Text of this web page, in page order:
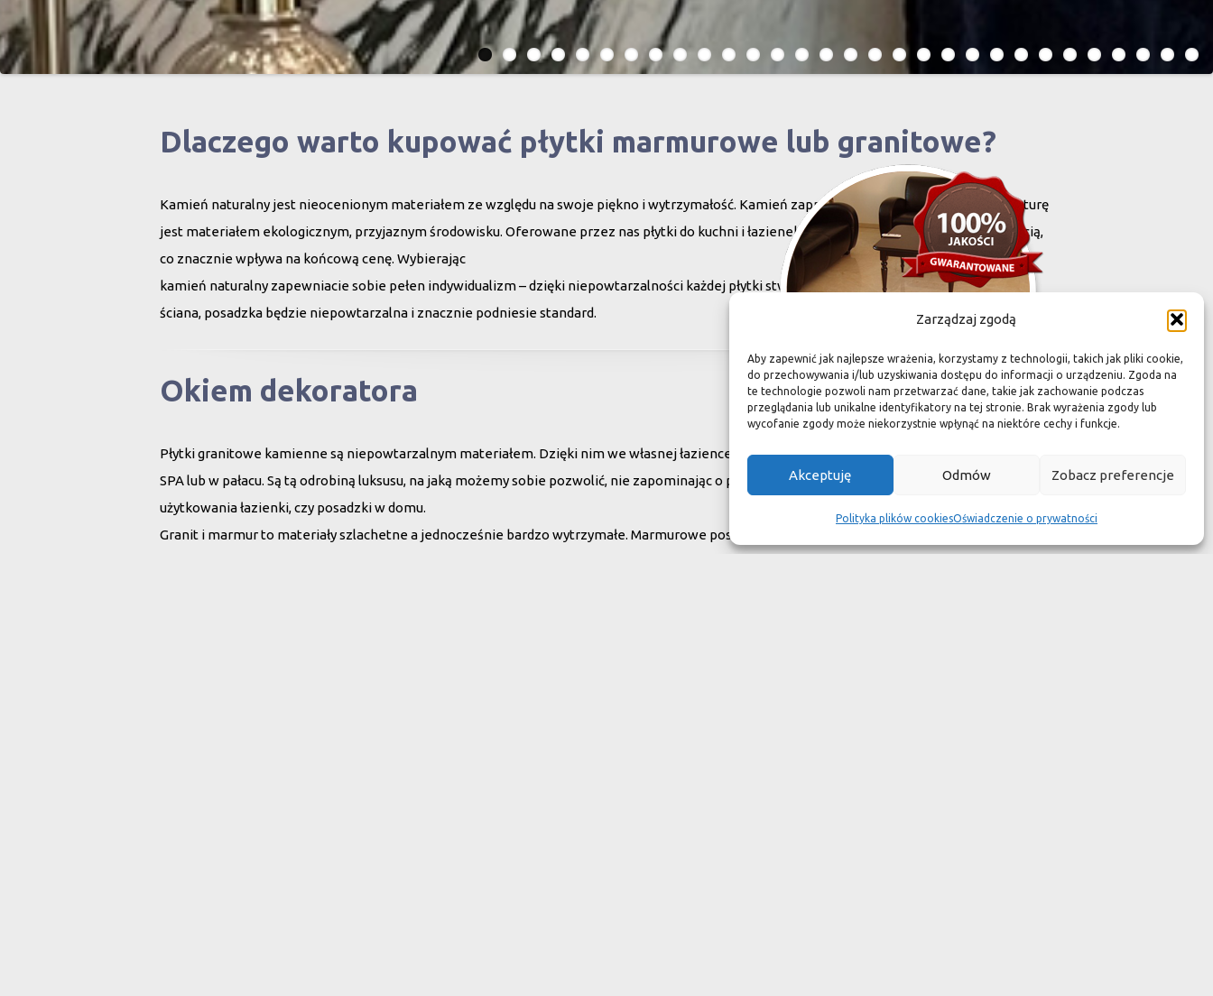
Zarządzaj zgodą
Aby zapewnić jak najlepsze wrażenia, korzystamy z technologii, takich jak pliki cookie,
do przechowywania i/lub uzyskiwania dostępu do informacji o urządzeniu. Zgoda na
te technologie pozwoli nam przetwarzać dane, takie jak zachowanie podczas
przeglądania lub unikalne identyfikatory na tej stronie. Brak wyrażenia zgody lub
wycofanie zgody może niekorzystnie wpłynąć na niektóre cechy i funkcje.
Akceptuję Odmów Zobacz preferencje
Polityka plików cookiesOświadczenie o prywatności
Dlaczego warto kupować płytki marmurowe lub granitowe?
Kamień naturalny jest nieocenionym materiałem ze względu na swoje piękno i wytrzymałość. Kamień zaprojektowany i stworzony przez naturę
jest materiałem ekologicznym, przyjaznym środowisku. Oferowane przez nas płytki do kuchni i łazienek charakteryzują się niewielką grubością,
co znacznie wpływa na końcową cenę. Wybierając
kamień naturalny zapewniacie sobie pełen indywidualizm – dzięki niepowtarzalności każdej płytki stworzona przez Was przestrzeń,
ściana, posadzka będzie niepowtarzalna i znacznie podniesie standard.
Okiem dekoratora
Płytki granitowe kamienne są niepowtarzalnym materiałem. Dzięki nim we własnej łazience możemy poczuć się jak w luksusowym
SPA lub w pałacu. Są tą odrobiną luksusu, na jaką możemy sobie pozwolić, nie zapominając o praktycznym aspekcie
użytkowania łazienki, czy posadzki w domu.
Granit i marmur to materiały szlachetne a jednocześnie bardzo wytrzymałe. Marmurowe posadzki w zamkach przetrwały wieki